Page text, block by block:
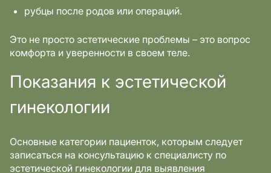
рубцы после родов или операций.
Это не просто эстетические проблемы – это вопрос
комфорта и уверенности в своем теле.
Показания к эстетической
гинекологии
Основные категории пациенток, которым следует
записаться на консультацию к специалисту по
эстетической гинекологии для выявления